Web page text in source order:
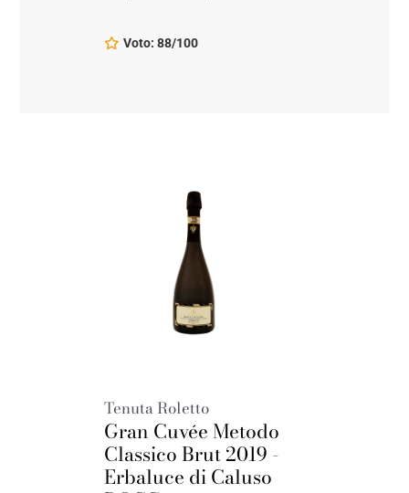
Voto: 88/100
Tenuta Roletto
Gran Cuvée Metodo
Classico Brut 2019 -
Erbaluce di Caluso